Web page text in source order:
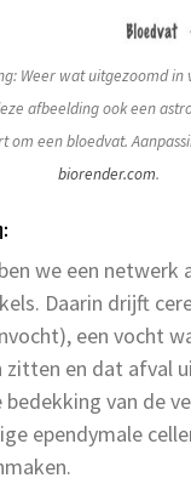
Weer wat uitgezoomd
afbeelding ook een
om een bloedvat.
biorender.com.
we een netwerk
Daarin drijft
een vocht
en dat afval
van de
ependymale